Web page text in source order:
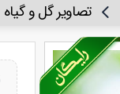
تصاویر گل و گیاه